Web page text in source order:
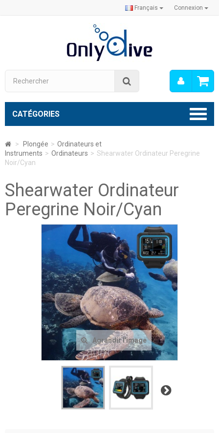
Connexion
Français
Mon
CATÉGORIES
> Plongée > Ordinateurs et
Instruments > Ordinateurs > Shearwater Ordinateur Peregrine
Noir/Cyan
Shearwater Ordinateur
Peregrine Noir/Cyan
Agrandir l'image
Suivant